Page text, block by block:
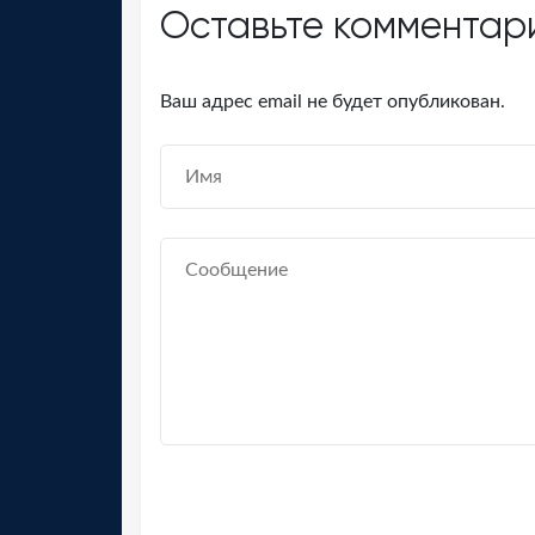
Оставьте
Ваш адрес email не будет опубликован.